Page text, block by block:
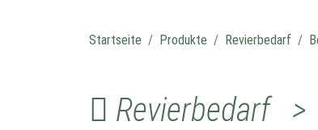
Startseite Produkte Revierbedarf
Revierbedarf >